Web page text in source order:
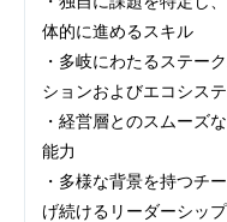
体的に進めるスキル
・多岐にわたるステー
ションおよびエコシス
・経営層とのスムーズ
能力
・多様な背景を持つチ
げ続けるリーダーシップ